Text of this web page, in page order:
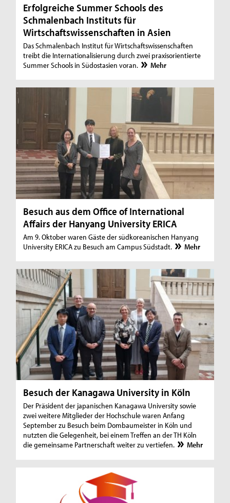
Erfolgreiche Summer Schools des
Schmalenbach Instituts für
Wirtschaftswissenschaften in Asien
Das Schmalenbach Institut für Wirtschaftswissenschaften
treibt die Internationalisierung durch zwei praxisorientierte
Summer Schools in Südostasien voran.
Mehr
Besuch aus dem Office of International
Affairs der Hanyang University ERICA
Am 9. Oktober waren Gäste der südkoreanischen Hanyang
University ERICA zu Besuch am Campus Südstadt.
Mehr
Besuch der Kanagawa University in Köln
Der Präsident der japanischen Kanagawa University sowie
zwei weitere Mitglieder der Hochschule waren Anfang
September zu Besuch beim Dombaumeister in Köln und
nutzten die Gelegenheit, bei einem Treffen an der TH Köln
die gemeinsame Partnerschaft weiter zu vertiefen.
Mehr